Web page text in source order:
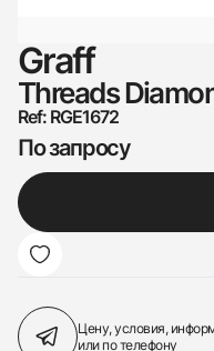
Graff
Threads
Ref: RGE1672
По запросу
Цену, условия,
или по телефону